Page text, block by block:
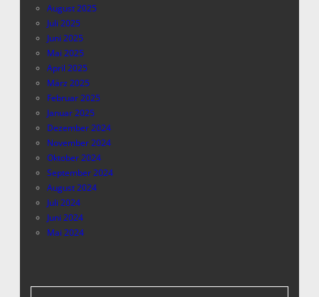
August 2025
Juli 2025
Juni 2025
Mai 2025
April 2025
März 2025
Februar 2025
Januar 2025
Dezember 2024
November 2024
Oktober 2024
September 2024
August 2024
Juli 2024
Juni 2024
Mai 2024